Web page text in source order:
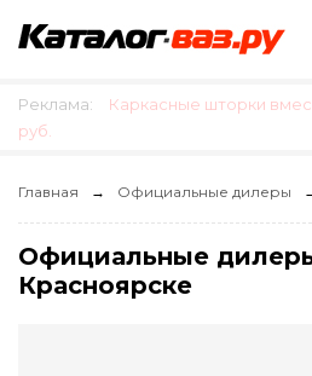
Реклама:
Каркасные шторки
руб.
Главная Официальные дилеры
Официальные
Красноярске